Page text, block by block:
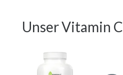
UnserVitamin C